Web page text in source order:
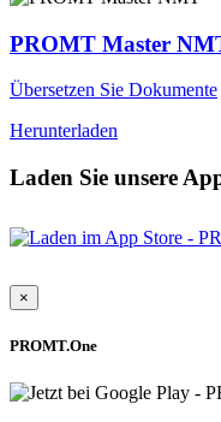
PROMT Master
Übersetzen Sie Dokumente
Herunterladen
Laden Sie unsere
×
PROMT.One